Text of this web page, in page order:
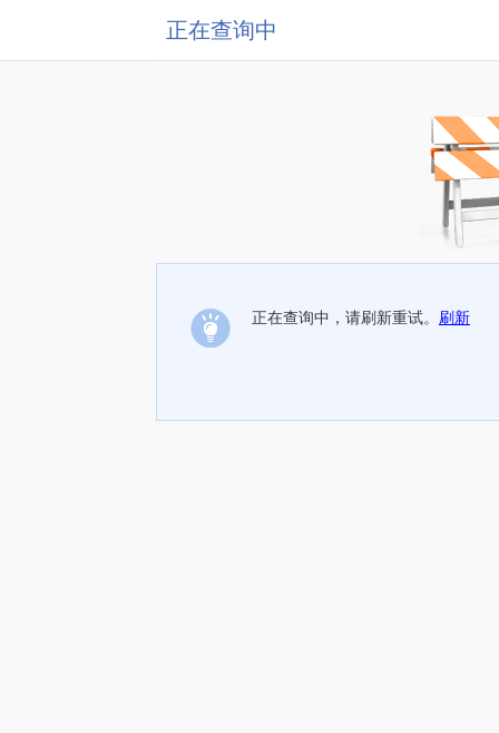
正在查询中
正在查询中，请刷新重试。 刷新